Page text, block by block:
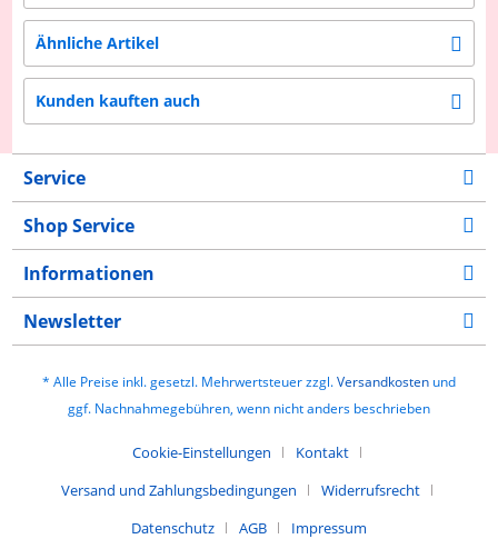
Ähnliche Artikel
Kunden kauften auch
Service
Shop Service
Informationen
Newsletter
* Alle Preise inkl. gesetzl. Mehrwertsteuer zzgl.Versandkosten und
ggf. Nachnahmegebühren, wenn nicht anders beschrieben
Cookie-Einstellungen
Kontakt
Versand und Zahlungsbedingungen
Widerrufsrecht
Datenschutz
AGB Impressum